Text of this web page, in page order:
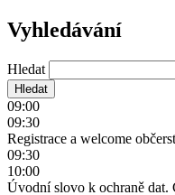
Vyhledávání
Hledat
09:00
09:30
Registrace a welcome
09:30
10:00
Úvodní slovo k ochraně dat.